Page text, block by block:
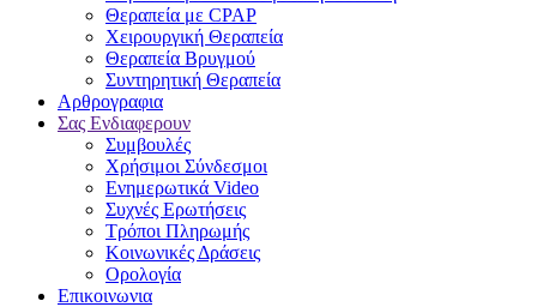
Θεραπεία με CPAP
Χειρουργική Θεραπεία
Θεραπεία Βρυγμού
Συντηρητική Θεραπεία
Αρθρογραφια
Σας Ενδιαφερουν
Συμβουλές
Χρήσιμοι Σύνδεσμοι
Ενημερωτικά Video
Συχνές Ερωτήσεις
Τρόποι Πληρωμής
Κοινωνικές Δράσεις
Ορολογία
Επικοινωνια